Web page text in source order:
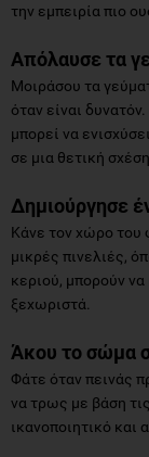
την εμπειρία πιο
Απόλαυσε τα
Μοιράσου τα
όταν είναι
μπορεί να
σε μια θετική
Δημιούργησε
Κάνε τον χώρο του
μικρές πινελιές,
κεριού, μπορούν
ξεχωριστά.
Άκου το σώμα
Φάτε όταν πεινάς
να τρως με βάση
ικανοποιητικό και